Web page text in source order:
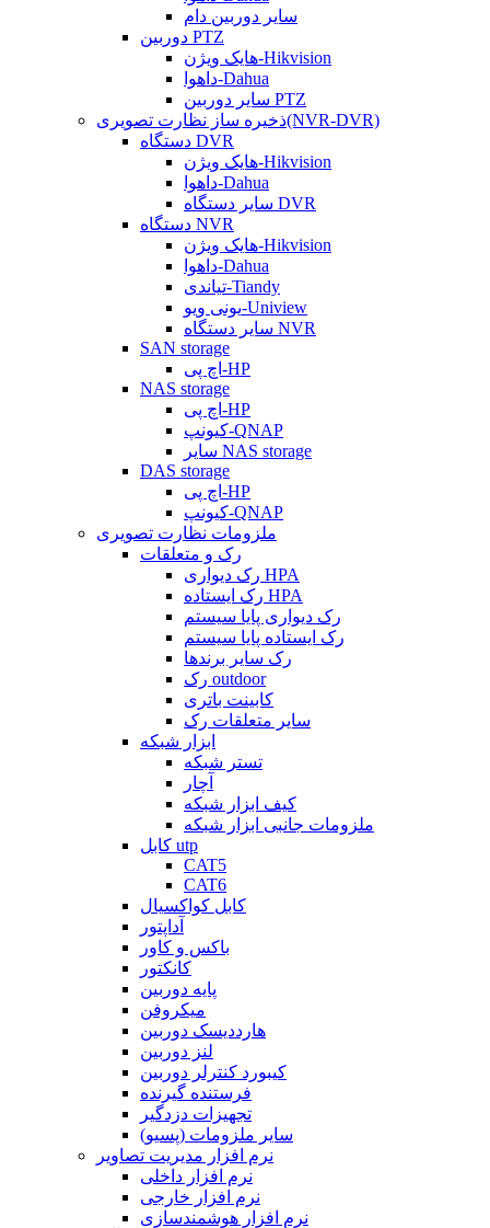
سایر دوربین دام
دوربین PTZ
هایک ویژن-Hikvision
داهوا-Dahua
سایر دوربین PTZ
ذخیره ساز نظارت تصویری(NVR-DVR)
دستگاه DVR
هایک ویژن-Hikvision
داهوا-Dahua
سایر دستگاه DVR
دستگاه NVR
هایک ویژن-Hikvision
داهوا-Dahua
تیاندی-Tiandy
یونی ویو-Uniview
سایر دستگاه NVR
SAN storage
اچ پی-HP
NAS storage
اچ پی-HP
کیونپ-QNAP
سایر NAS storage
DAS storage
اچ پی-HP
کیونپ-QNAP
ملزومات نظارت تصویری
رک و متعلقات
رک دیواری HPA
رک ایستاده HPA
رک دیواری پایا سیستم
رک ایستاده پایا سیستم
رک سایر برندها
رک outdoor
کابینت باتری
سایر متعلقات رک
ابزار شبکه
تستر شبکه
آچار
کیف ابزار شبکه
ملزومات جانبی ابزار شبکه
کابل utp
CAT5
CAT6
کابل کواکسیال
آداپتور
باکس و کاور
کانکتور
پایه دوربین
میکروفن
هارددیسک دوربین
لنز دوربین
کیبورد کنترلر دوربین
فرستنده گیرنده
تجهیزات دزدگیر
سایر ملزومات (پسیو)
نرم افزار مدیریت تصاویر
نرم افزار داخلی
نرم افزار خارجی
نرم افزار هوشمندسازی